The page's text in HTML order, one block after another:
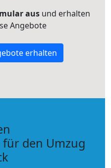
ausund erhalten
Angebote
erhalten
den Umzug